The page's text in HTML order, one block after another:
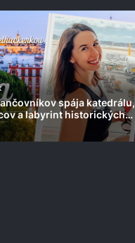
spája katedrálu,
a labyrint historických